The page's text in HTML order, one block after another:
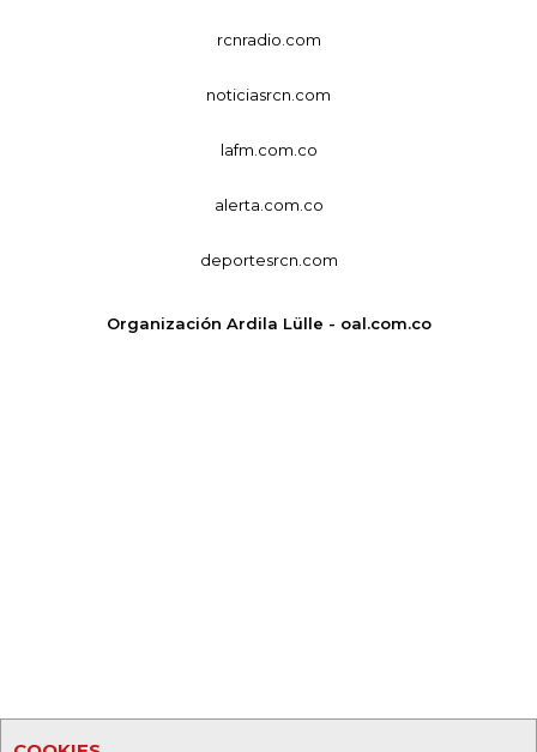
rcnradio.com
noticiasrcn.com
lafm.com.co
alerta.com.co
deportesrcn.com
Organización Ardila Lülle - oal.com.co